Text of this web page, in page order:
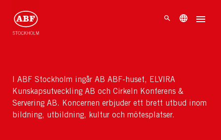
I ABF Stockholm ingår AB ABF-huset, ELVIRA
Kunskapsutveckling AB och Cirkeln Konferens &
Servering AB. Koncernen erbjuder ett brett utbud inom
bildning, utbildning, kultur och mötesplatser.